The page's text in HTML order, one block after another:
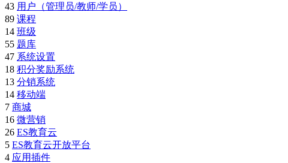
43 用户（管理员/教师/学员）
89 课程
14 班级
55 题库
47 系统设置
18 积分奖励系统
13 分销系统
14 移动端
7 商城
16 微营销
26 ES教育云
5 ES教育云开放平台
4 应用插件